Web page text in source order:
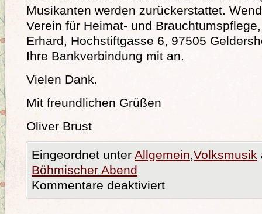
Musikanten werden zurückerstattet.
Verein für Heimat- und
Erhard, Hochstiftgasse 6, 97505
Ihre Bankverbindung mit an.
Vielen Dank.
Mit freundlichen Grüßen
Oliver Brust
Eingeordnet unter Allgemein,Volksmusik
Böhmischer Abend
Kommentare deaktiviert